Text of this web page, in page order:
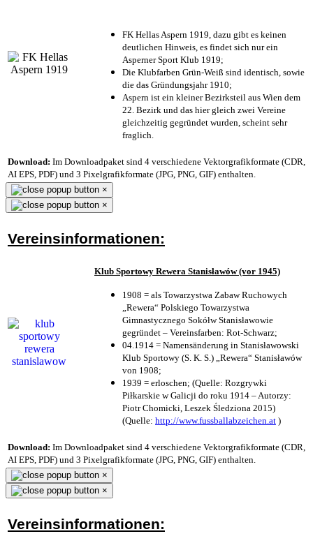
FK Hellas Aspern 1919, dazu gibt es keinen
deutlichen Hinweis, es findet sich nur ein
Asperner Sport Klub 1919;
Die Klubfarben Grün-Weiß sind identisch, sowie
die das Gründungsjahr 1910;
Aspern ist ein kleiner Bezirksteil aus Wien dem
22. Bezirk und das hier gleich zwei Vereine
gleichzeitig gegründet wurden, scheint sehr
fraglich.
Download: Im Downloadpaket sind 4 verschiedene Vektorgrafikformate (CDR,
AI EPS, PDF) und 3 Pixelgrafikformate (JPG, PNG, GIF) enthalten.
×
×
Vereinsinformationen:
Klub Sportowy Rewera Stanisławów (vor 1945)
1908 = als Towarzystwa Zabaw Ruchowych
„Rewera“ Polskiego Towarzystwa
Gimnastycznego Sokółw Stanisławowie
gegründet – Vereinsfarben: Rot-Schwarz;
04.1914 = Namensänderung in Stanisławowski
Klub Sportowy (S. K. S.) „Rewera“ Stanisławów
von 1908;
1939 = erloschen; (Quelle: Rozgrywki
Piłkarskie w Galicji do roku 1914 – Autorzy:
Piotr Chomicki, Leszek Śledziona 2015)
(Quelle: http://www.fussballabzeichen.at )
Download: Im Downloadpaket sind 4 verschiedene Vektorgrafikformate (CDR,
AI EPS, PDF) und 3 Pixelgrafikformate (JPG, PNG, GIF) enthalten.
×
×
Vereinsinformationen: